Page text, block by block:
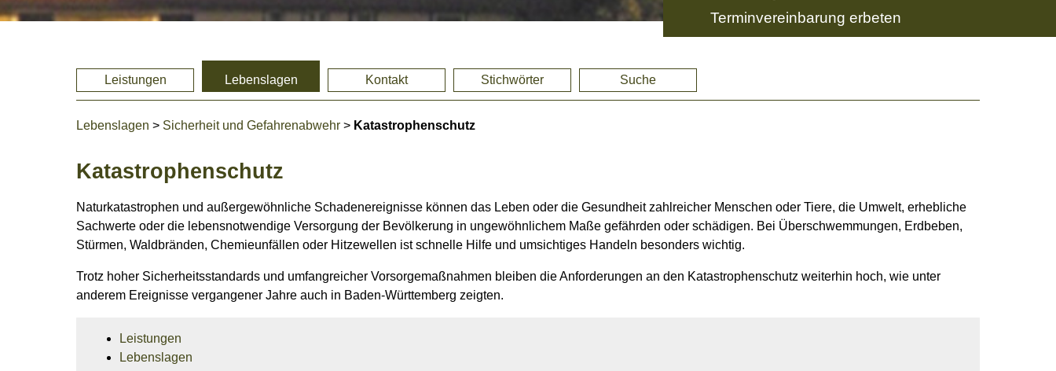
Terminvereinbarung erbeten
Leistungen Lebenslagen Kontakt Stichwörter Suche
Lebenslagen > Sicherheit und Gefahrenabwehr > Katastrophenschutz
Katastrophenschutz
Naturkatastrophen und außergewöhnliche Schadenereignisse können das Leben oder die Gesundheit zahlreicher Menschen oder Tiere, die Umwelt, erhebliche
Sachwerte oder die lebensnotwendige Versorgung der Bevölkerung in ungewöhnlichem Maße gefährden oder schädigen. Bei Überschwemmungen, Erdbeben,
Stürmen, Waldbränden, Chemieunfällen oder Hitzewellen ist schnelle Hilfe und umsichtiges Handeln besonders wichtig.
Trotz hoher Sicherheitsstandards und umfangreicher Vorsorgemaßnahmen bleiben die Anforderungen an den Katastrophenschutz weiterhin hoch, wie unter
anderem Ereignisse vergangener Jahre auch in Baden-Württemberg zeigten.
Leistungen
Lebenslagen